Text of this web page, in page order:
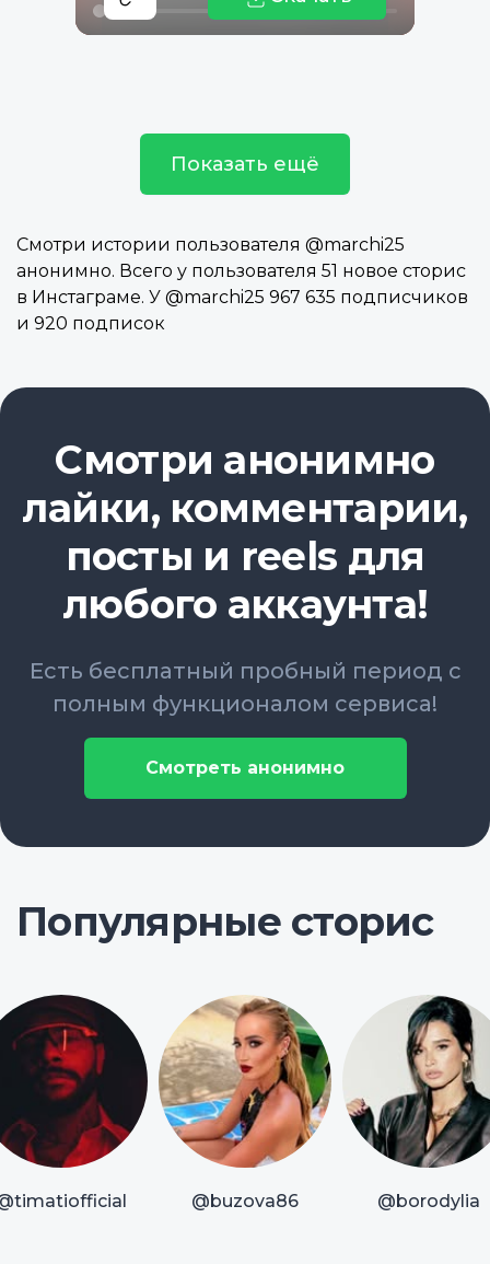
Показать ещё
Смотри истории пользователя @marchi25
анонимно. Всего у пользователя 51 новое сторис
в Инстаграме. У @marchi25 967 635 подписчиков
и 920 подписок
Смотри анонимно
лайки, комментарии,
посты и reels для
любого аккаунта!
Есть бесплатный пробный период с
полным функционалом сервиса!
Смотреть анонимно
Популярные сторис
@buzova86 @borodylia